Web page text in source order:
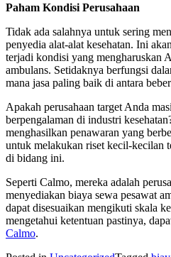
Paham Kondisi Perusahaan
Tidak ada salahnya untuk sering
penyedia alat-alat kesehatan. Ini
terjadi kondisi yang mengharuskan
ambulans. Setidaknya berfungsi
mana jasa paling baik di antara
Apakah perusahaan target Anda
berpengalaman di industri
menghasilkan penawaran yang
untuk melakukan riset kecil-kecilan
di bidang ini.
Seperti Calmo, mereka adalah
menyediakan biaya sewa pesawat
dapat disesuaikan mengikuti skala
mengetahui ketentuan pastinya,
Calmo.